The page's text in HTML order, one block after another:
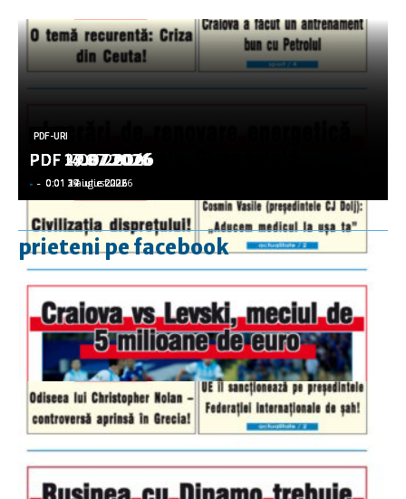
PDF-URI
PDF 3.08.2026
- - 0:01 3 august 2026
PDF-URI
PDF 29.07.2026
- - 0:01 29 iulie 2026
PDF-URI
PDF 27.07.2026
- - 0:01 27 iulie 2026
PDF-URI
PDF 17.07.2026
- - 0:01 17 iulie 2026
PDF-URI
PDF 14.07.2026
- - 0:01 14 iulie 2026
prieteni pe facebook